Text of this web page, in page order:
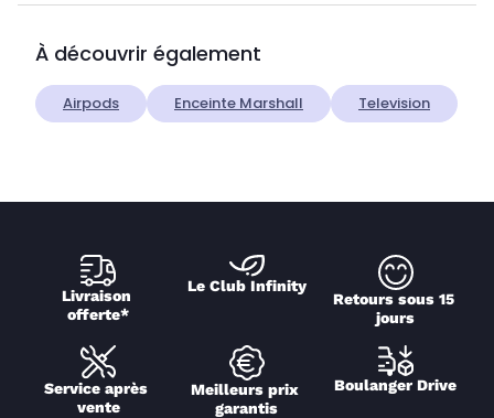
À découvrir également
Airpods Enceinte Marshall Television
Livraison
offerte*
Le Club Infinity
Retours sous 15
jours
Service après
vente
Meilleurs prix
garantis
Boulanger Drive